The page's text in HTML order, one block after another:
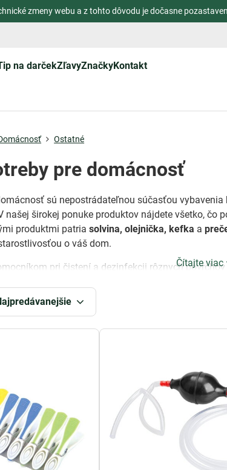
zmeny webu a z tohto dôvodu je dočasne
na darčekZľavyZnačkyKontakt
Ostatné
pre domácnosť
sú nepostrádateľnou súčasťou
našej širokej ponuke produktov nájdete všetko,
produktmi patriasolvina, olejnička, kefka a
o váš dom.
pri čistení a dezinfekcii rôznych
najtvrdohlavšie špiny.
pre presné a účinné olejovanie rôznych
na ťažko dostupné miesta a zabezpečiť tak
nástroje pre údržbu domácnosti a hygienu.
nábytok kefkaje
je užitočným nástrojom pre manipuláciu s rôznymi
vodu, olej, palivo alebo iné kvapaliny z jedného
priemyselné účely.
Čítajte viac